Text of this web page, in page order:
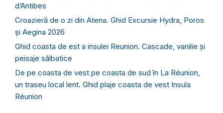
d’Antibes
Croazieră de o zi din Atena. Ghid Excursie Hydra, Poros
și Aegina 2026
Ghid coasta de est a insulei Reunion. Cascade, vanilie și
peisaje sălbatice
De pe coasta de vest pe coasta de sud în La Réunion,
un traseu local lent. Ghid plaje coasta de vest Insula
Réunion